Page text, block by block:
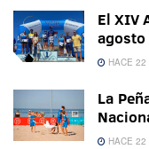
El XIV
agosto
HACE 22
La
HACE 22